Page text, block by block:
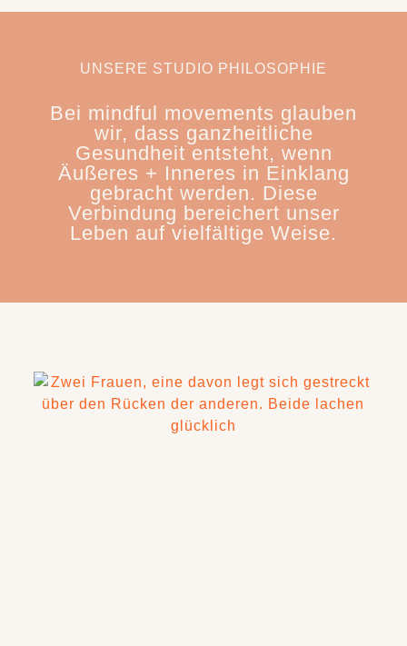
UNSERE STUDIO PHILOSOPHIE
Bei mindful movements glauben
wir, dass ganzheitliche
Gesundheit entsteht, wenn
Äußeres + Inneres in Einklang
gebracht werden. Diese
Verbindung bereichert unser
Leben auf vielfältige Weise.